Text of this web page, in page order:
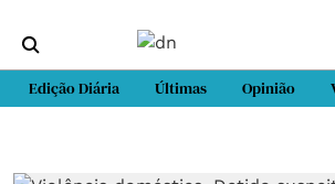
Edição Diária Últimas Opinião